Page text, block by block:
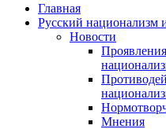
Главная
Русский национализм
Новости
Мнения